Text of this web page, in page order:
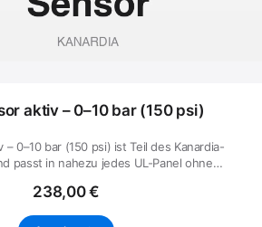
aktiv – 0–10 bar (150 psi)
– 0–10 bar (150 psi) ist Teil des Kanardia-
passt in nahezu jedes UL-Panel ohne
238,00 €